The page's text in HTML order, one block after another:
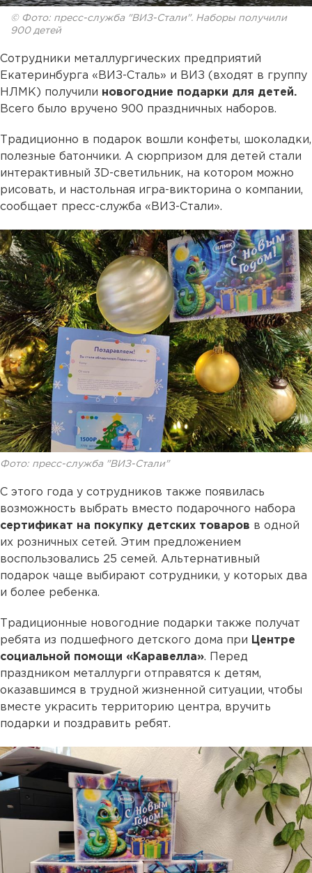
© Фото: пресс-служба "ВИЗ-Стали". Наборы получили
900 детей
Сотрудники металлургических предприятий
Екатеринбурга «ВИЗ-Сталь» и ВИЗ (входят в группу
НЛМК) получили новогодние подарки для детей.
Всего было вручено 900 праздничных наборов.
Традиционно в подарок вошли конфеты, шоколадки,
полезные батончики. А сюрпризом для детей стали
интерактивный 3D-светильник, на котором можно
рисовать, и настольная игра-викторина о компании,
сообщает пресс-служба «ВИЗ-Стали».
Фото: пресс-служба "ВИЗ-Стали"
С этого года у сотрудников также появилась
возможность выбрать вместо подарочного набора
сертификат на покупку детских товаров в одной
их розничных сетей. Этим предложением
воспользовались 25 семей. Альтернативный
подарок чаще выбирают сотрудники, у которых два
и более ребенка.
Традиционные новогодние подарки также получат
ребята из подшефного детского дома при Центре
социальной помощи «Каравелла». Перед
праздником металлурги отправятся к детям,
оказавшимся в трудной жизненной ситуации, чтобы
вместе украсить территорию центра, вручить
подарки и поздравить ребят.